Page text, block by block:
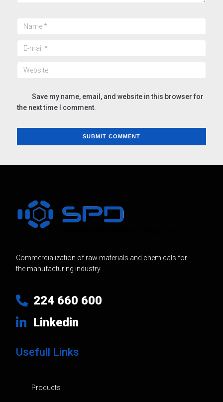
Save my name, email, and website in this browser for
the next time I comment.
Commercialization of raw materials and chemicals for
the manufacturing industry.
224 660 600
Linkedin
Usefull Links
Products